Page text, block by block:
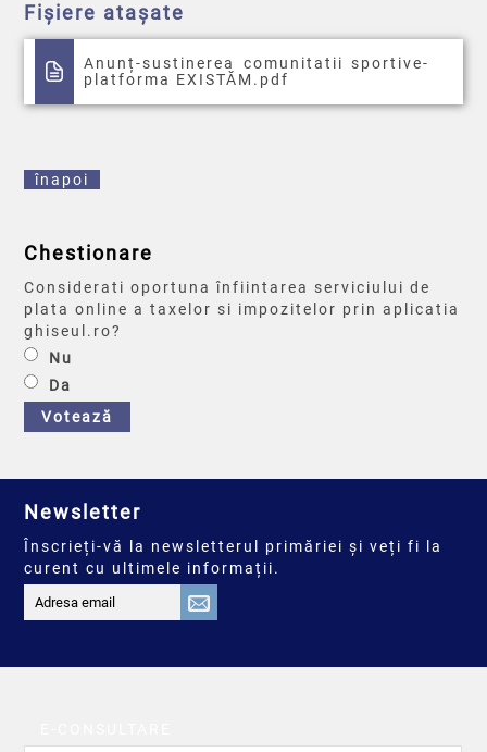
Fișiere atașate
Anunț-sustinerea comunitatii sportive-
platforma EXISTĂM.pdf
înapoi
Chestionare
Considerati oportuna înfiintarea serviciului de
plata online a taxelor si impozitelor prin aplicatia
ghiseul.ro?
Nu
Da
Votează
Newsletter
Înscrieți-vă la newsletterul primăriei și veți fi la
curent cu ultimele informații.